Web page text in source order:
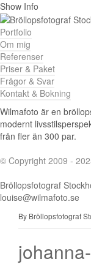
Show Info
Portfolio
Om mig
Referenser
Priser & Paket
Frågor & Svar
Kontakt & Bokning
Wilmafoto är en
modernt
från fler än 300 par.
© Copyright 2009 -
Bröllopsfotograf
louise@wilmafoto.se
By Bröllopsfotograf